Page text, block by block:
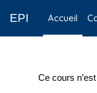
EPI Accueil
Ce cours